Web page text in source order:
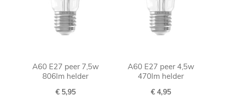
A60 E27 peer 7,5w
806lm helder
€ 5,95
A60 E27 peer 4,5w
470lm helder
€ 4,95